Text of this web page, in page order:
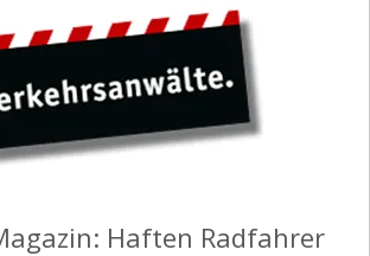
Haften Radfahrer